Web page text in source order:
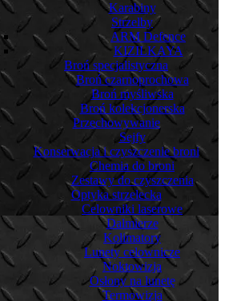
Karabiny
Strzelby
ARM Defence
KIZILKAYA
Broń specjalistyczna
Broń czarnoprochowa
Broń myśliwska
Broń kolekcjonerska
Przechowywanie
Sejfy
Konserwacja i czyszczenie broni
Chemia do broni
Zestawy do czyszczenia
Optyka strzelecka
Celowniki laserowe
Dalmierze
Kolimatory
Lunety celownicze
Noktowizja
Osłony na lunetę
Termowizja